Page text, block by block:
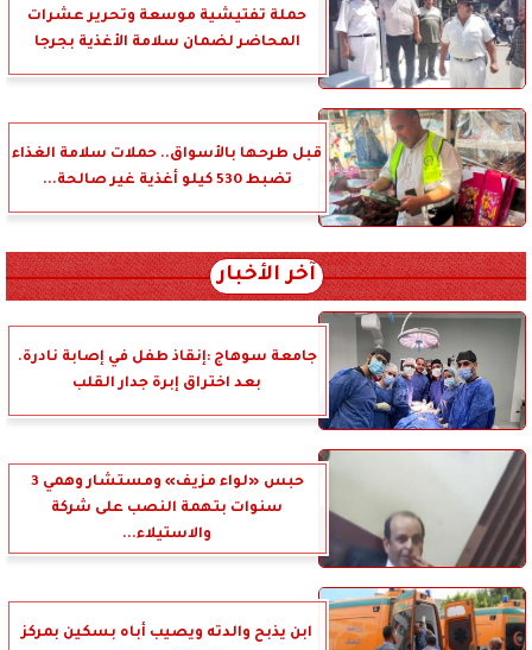
حملة تفتيشية موسعة وتحرير عشرات
المحاضر لضمان سلامة الأغذية بجرجا
قبل طرحها بالأسواق.. حملات سلامة الغذاء
تضبط 530 كيلو أغذية غير صالحة...
آخر الأخبار
جامعة سوهاج :إنقاذ طفل في إصابة نادرة.
بعد اختراق إبرة جدار القلب
حبس «لواء مزيف» ومستشار وهمي 3
سنوات بتهمة النصب على شركة
والاستيلاء...
ابن يذبح والدته ويصيب أباه بسكين بمركز